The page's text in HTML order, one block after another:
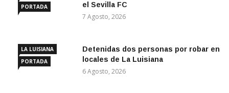
PORTADA
el Sevilla FC
7 Agosto, 2026
LA LUISIANA
PORTADA
Detenidas dos personas por robar en
locales de La Luisiana
6 Agosto, 2026